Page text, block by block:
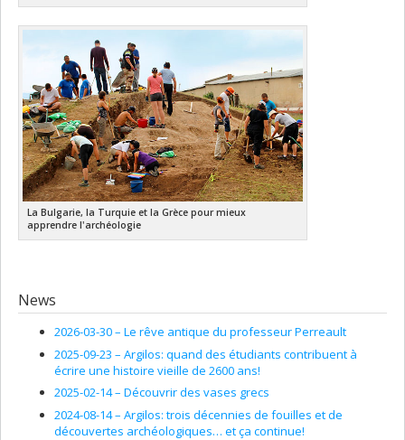
La Bulgarie, la Turquie et la Grèce pour mieux
apprendre l'archéologie
News
2026-03-30 – Le rêve antique du professeur Perreault
2025-09-23 – Argilos: quand des étudiants contribuent à
écrire une histoire vieille de 2600 ans!
2025-02-14 – Découvrir des vases grecs
2024-08-14 – Argilos: trois décennies de fouilles et de
découvertes archéologiques… et ça continue!